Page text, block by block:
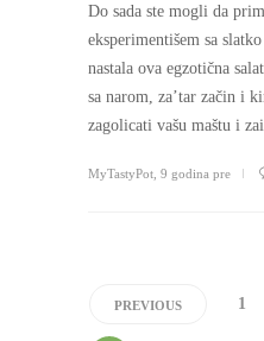
Do sada ste mogli da
eksperimentišem sa
nastala ova egzotična
sa narom, za’tar začin i
zagolicati vašu maštu i
MyTastyPot 9 godina pre
PREVIOUS 1